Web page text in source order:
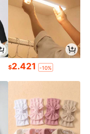
$2.421 -10%